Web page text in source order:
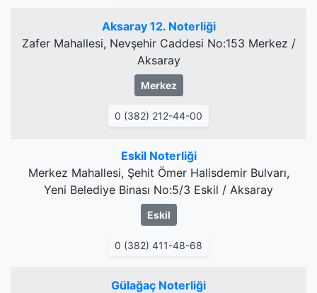
Aksaray 12. Noterliği
Zafer Mahallesi, Nevşehir Caddesi No:153 Merkez /
Aksaray
Merkez
0 (382) 212-44-00
Eskil Noterliği
Merkez Mahallesi, Şehit Ömer Halisdemir Bulvarı,
Yeni Belediye Binası No:5/3 Eskil / Aksaray
Eskil
0 (382) 411-48-68
Gülağaç Noterliği